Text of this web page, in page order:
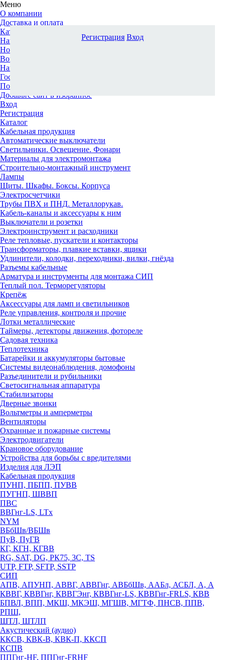
Меню
О компании
Доставка и оплата
Каталог
Наши офисы
Новости и новинки
Вопрос-ответ
Наша команда
Гос. заказчикам
Поставщикам
Добавьте сайт в избранное
Вход
Регистрация
Каталог
Кабельная продукция
Автоматические выключатели
Светильники. Освещение. Фонари
Материалы для электромонтажа
Строительно-монтажный инструмент
Лампы
Щиты. Шкафы. Боксы. Корпуса
Электросчетчики
Трубы ПВХ и ПНД. Металлорукав.
Кабель-каналы и аксессуары к ним
Выключатели и розетки
Электроинструмент и расходники
Реле тепловые, пускатели и контакторы
Трансформаторы, плавкие вставки, ящики
Удлинители, колодки, переходники, вилки, гнёзда
Разъемы кабельные
Арматура и инструменты для монтажа СИП
Теплый пол. Терморегуляторы
Крепёж
Аксессуары для ламп и светильников
Реле управления, контроля и прочие
Лотки металлические
Таймеры, детекторы движения, фотореле
Садовая техника
Теплотехника
Батарейки и аккумуляторы бытовые
Системы видеонаблюдения, домофоны
Разъединители и рубильники
Светосигнальная аппаратура
Стабилизаторы
Дверные звонки
Вольтметры и амперметры
Вентиляторы
Охранные и пожарные системы
Электродвигатели
Крановое оборудование
Устройства для борьбы с вредителями
Изделия для ЛЭП
Кабельная продукция
ПУНП, ПБПП, ПУВВ
ПУГНП, ШВВП
ПВС
ВВГнг-LS, LTx
NYM
ВБбШв/ВБШв
ПуВ, ПуГВ
КГ, КГН, КГВВ
RG, SAT, DG, РК75, 3С, TS
UTP, FTP, SFTP, SSTP
СИП
АПВ, АПУНП, АВВГ, АВВГнг, АВБбШв, ААБл, АСБЛ, А, А
КВВГ, КВВГнг, КВВГЭнг, КВВГнг-LS, КВВГнг-FRLS, КВВ
БПВЛ, ВПП, МКШ, МКЭШ, МГШВ, МГТФ, ПНСВ, ППВ,
РПШ,
ШТЛ, ШТЛП
Акустический (аудио)
ККСВ, КВК-В, КВК-П, ККСП
КСПВ
ППГнг-HF, ППГнг-FRHF
Регистрация Вход